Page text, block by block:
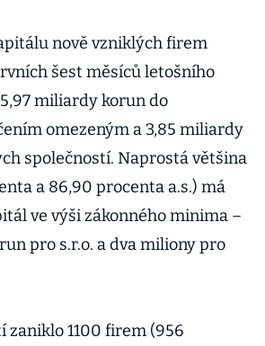
nově vzniklých firem
šest měsíců letošního
miliardy korun do
omezeným a 3,85 miliardy
společností. Naprostá většina
a 86,90 procenta a.s.) má
ve výši zákonného minima –
pro s.r.o. a dva miliony pro
zaniklo 1100 firem (956